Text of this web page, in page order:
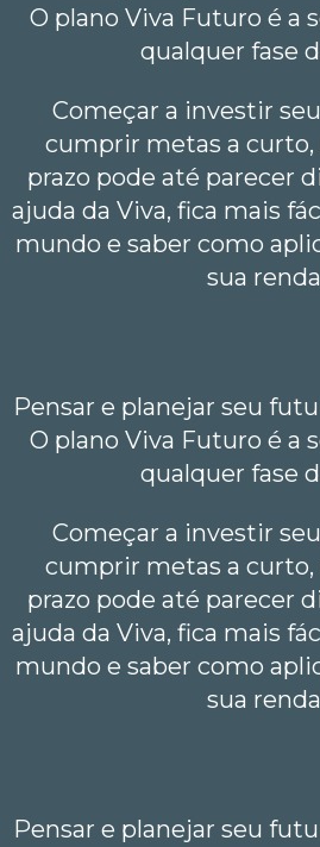
O plano Viva Futuro é a
qualquer fase
Começar a investir
cumprir metas a
prazo pode até parecer
ajuda da Viva, fica mais
mundo e saber como
sua
Pensar e planejar seu
O plano Viva Futuro é a
qualquer fase
Começar a investir
cumprir metas a
prazo pode até parecer
ajuda da Viva, fica mais
mundo e saber como
sua
Pensar e planejar seu